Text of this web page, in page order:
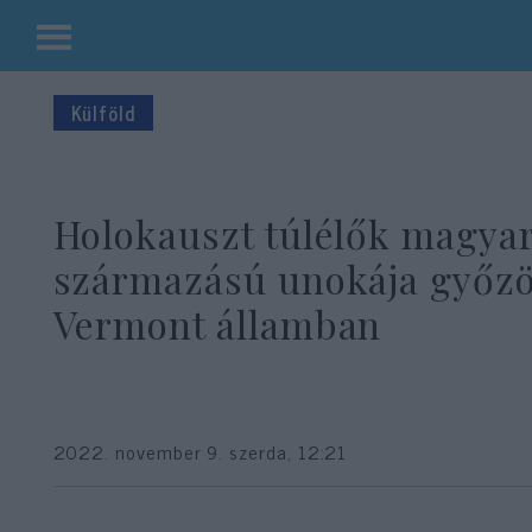
Kilépés
tartalomba
Külföld
Holokauszt túlélők
származású unokája
Vermont államban
2022. november 9. szerda, 12:21